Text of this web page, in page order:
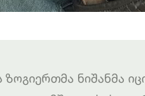
ზოგიერთმა ნიშანმა